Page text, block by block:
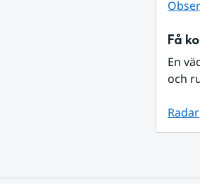
Få
En
och
Radar